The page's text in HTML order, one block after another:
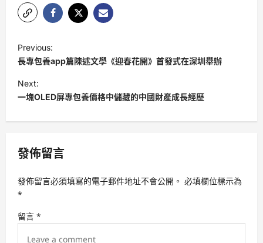
o
s
t
v
g
t
Previous:
長專包養app篇陳述文學《迎春花開》首發式在深圳舉辦
Next:
一塊OLED屏專包養價格中儲藏的中國財產成長經歷
發佈留言
發佈留言必須填寫的電子郵件地址不會公開。 必填欄位標示為
*
留言 *